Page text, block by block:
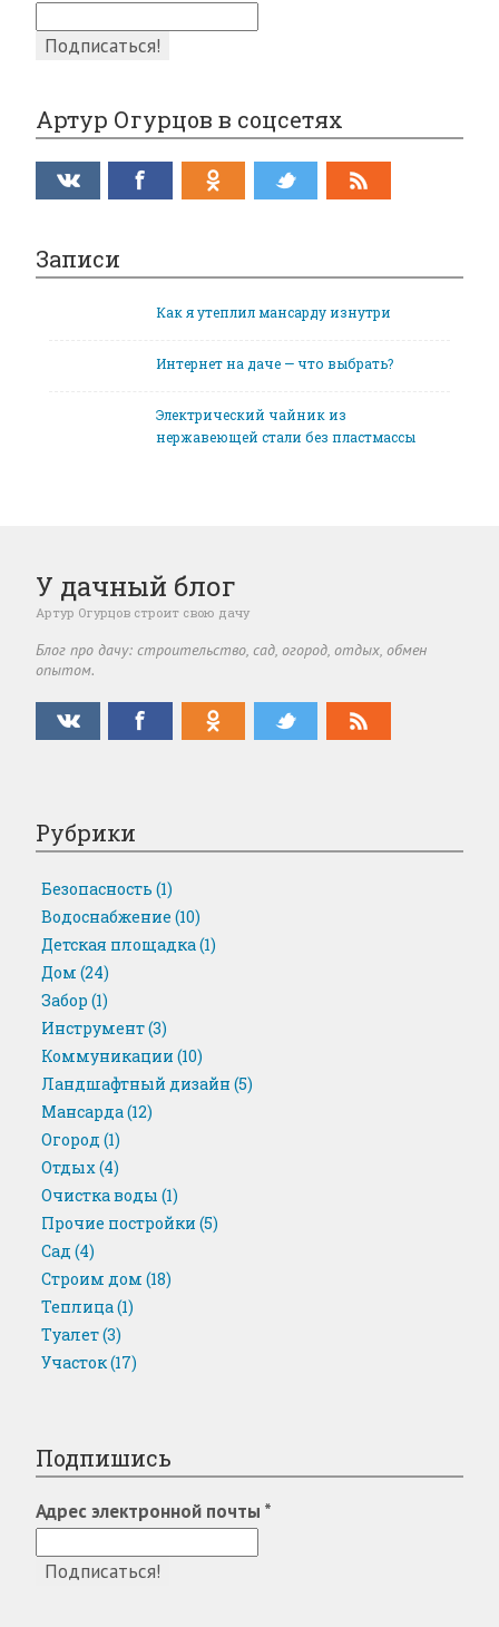
Артур Огурцов в соцсетях
Записи
Как я утеплил мансарду изнутри
Интернет на даче — что выбрать?
Электрический чайник из
нержавеющей стали без пластмассы
У дачный блог
Артур Огурцов строит свою дачу
Блог про дачу: строительство, сад, огород, отдых, обмен
опытом.
Рубрики
Безопасность (1)
Водоснабжение (10)
Детская площадка(1)
Дом (24)
Забор (1)
Инструмент(3)
Коммуникации (10)
Ландшафтный дизайн (5)
Мансарда(12)
Огород (1)
Отдых(4)
Очистка воды (1)
Прочие постройки (5)
Сад (4)
Строим дом (18)
Теплица(1)
Туалет(3)
Участок(17)
Подпишись
Адрес электронной почты *